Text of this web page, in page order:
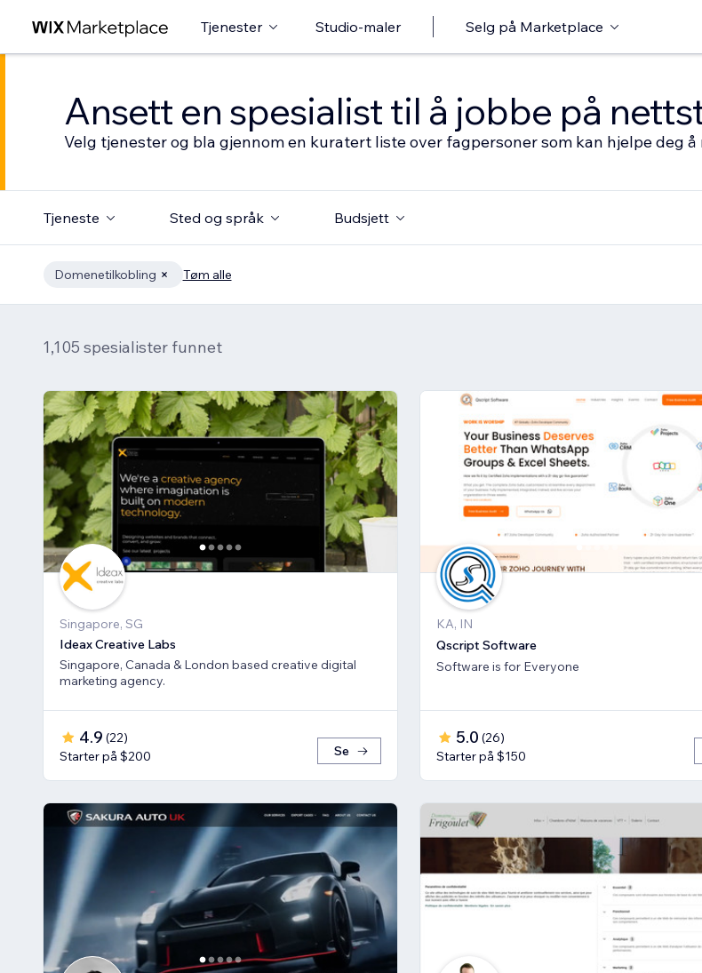
Tjenester Studio-maler Selg på Marketplace
Ansett en spesialist til å jobbe på
Velg tjenester og bla gjennom en kuratert liste over fagpersoner som kan hjelpe deg å
Tjeneste Sted og språk Budsjett
Domenetilkobling Tøm alle
1,105 spesialister funnet
Singapore, SG
Ideax Creative Labs
Singapore, Canada & London based creative digital
marketing agency.
4.9 (22)
Starter på $200
Se
KA, IN
Qscript Software
Software is for Everyone
5.0 (26)
Starter på $150